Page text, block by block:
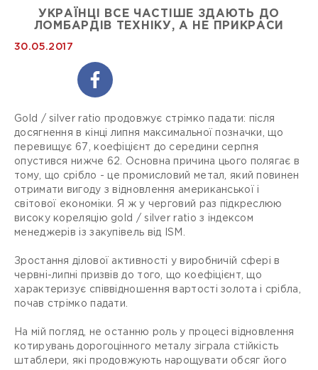
УКРАЇНЦІ ВСЕ ЧАСТІШЕ ЗДАЮТЬ ДО
ЛОМБАРДІВ ТЕХНІКУ, А НЕ ПРИКРАСИ
30.05.2017
Gold / silver ratio продовжує стрімко падати: після
досягнення в кінці липня максимальної позначки, що
перевищує 67, коефіцієнт до середини серпня
опустився нижче 62. Основна причина цього полягає в
тому, що срібло - це промисловий метал, який повинен
отримати вигоду з відновлення американської і
світової економіки. Я ж у черговий раз підкреслюю
високу кореляцію gold / silver ratio з індексом
менеджерів із закупівель від ISM.
Зростання ділової активності у виробничій сфері в
червні-липні призвів до того, що коефіцієнт, що
характеризує співвідношення вартості золота і срібла,
почав стрімко падати.
На мій погляд, не останню роль у процесі відновлення
котирувань дорогоцінного металу зіграла стійкість
штаблери, які продовжують нарощувати обсяг його